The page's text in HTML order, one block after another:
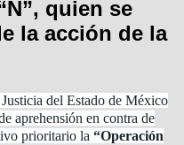
quien se
la acción de la
del Estado de México
aprehensión en contra de
prioritario la “Operación